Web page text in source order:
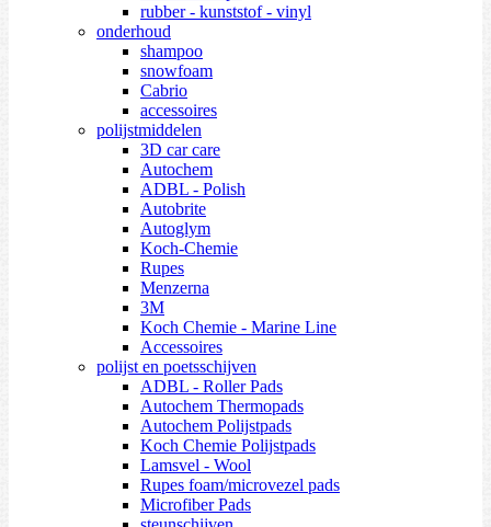
rubber - kunststof - vinyl
onderhoud
shampoo
snowfoam
Cabrio
accessoires
polijstmiddelen
3D car care
Autochem
ADBL - Polish
Autobrite
Autoglym
Koch-Chemie
Rupes
Menzerna
3M
Koch Chemie - Marine Line
Accessoires
polijst en poetsschijven
ADBL - Roller Pads
Autochem Thermopads
Autochem Polijstpads
Koch Chemie Polijstpads
Lamsvel - Wool
Rupes foam/microvezel pads
Microfiber Pads